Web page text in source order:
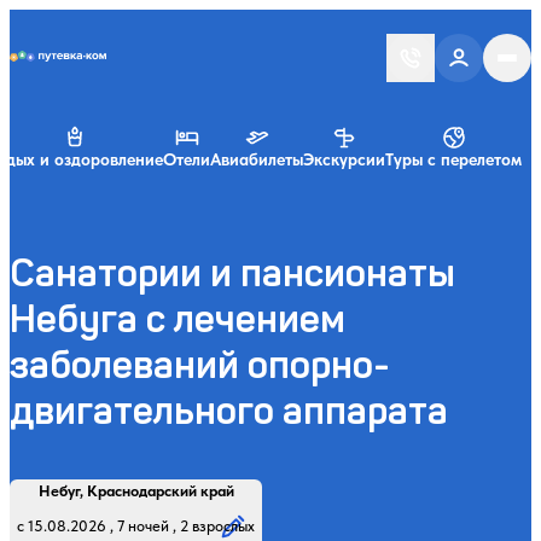
и оздоровлениеОтелиАвиабилетыЭкскурсииТуры с перелетом
Санатории и пансионаты
Небуга с лечением
заболеваний опорно-
двигательного аппарата
Небуг, Краснодарский край
с 15.08.2026 , 7 ночей , 2 взрослых
Регион, курорт или название
Профиль лечения:
Отдыхающие:
Дата заезда:
Кол-во ночей:
Найти